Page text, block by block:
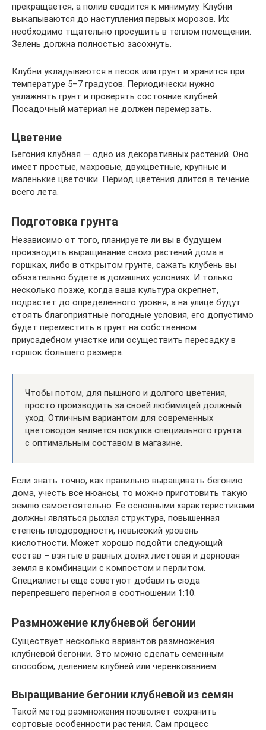
прекращается, а полив сводится к минимуму. Клубни
выкапываются до наступления первых морозов. Их
необходимо тщательно просушить в теплом помещении.
Зелень должна полностью засохнуть.
Клубни укладываются в песок или грунт и хранится при
температуре 5–7 градусов. Периодически нужно
увлажнять грунт и проверять состояние клубней.
Посадочный материал не должен перемерзать.
Цветение
Бегония клубная — одно из декоративных растений. Оно
имеет простые, махровые, двухцветные, крупные и
маленькие цветочки. Период цветения длится в течение
всего лета.
Подготовка грунта
Независимо от того, планируете ли вы в будущем
производить выращивание своих растений дома в
горшках, либо в открытом грунте, сажать клубень вы
обязательно будете в домашних условиях. И только
несколько позже, когда ваша культура окрепнет,
подрастет до определенного уровня, а на улице будут
стоять благоприятные погодные условия, его допустимо
будет переместить в грунт на собственном
приусадебном участке или осуществить пересадку в
горшок большего размера.
Чтобы потом, для пышного и долгого цветения,
просто производить за своей любимицей должный
уход. Отличным вариантом для современных
цветоводов является покупка специального грунта
с оптимальным составом в магазине.
Если знать точно, как правильно выращивать бегонию
дома, учесть все нюансы, то можно приготовить такую
землю самостоятельно. Ее основными характеристиками
должны являться рыхлая структура, повышенная
степень плодородности, невысокий уровень
кислотности. Может хорошо подойти следующий
состав – взятые в равных долях листовая и дерновая
земля в комбинации с компостом и перлитом.
Специалисты еще советуют добавить сюда
перепревшего перегноя в соотношении 1:10.
Размножение клубневой бегонии
Существует несколько вариантов размножения
клубневой бегонии. Это можно сделать семенным
способом, делением клубней или черенкованием.
Выращивание бегонии клубневой из семян
Такой метод размножения позволяет сохранить
сортовые особенности растения. Сам процесс